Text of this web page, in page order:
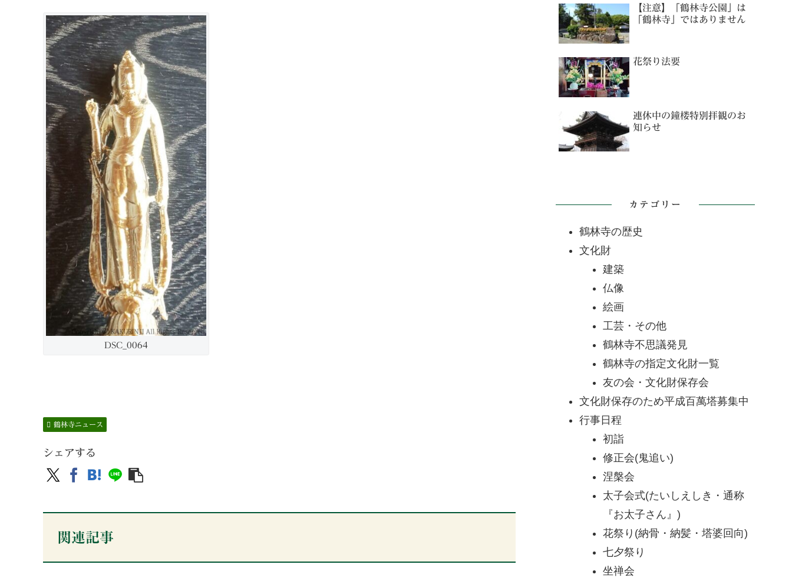
DSC_0064
鶴林寺ニュース
シェアする
関連記事
【注意】「鶴林寺公園」は
「鶴林寺」ではありません
花祭り法要
連休中の鐘楼特別拝観のお
知らせ
カテゴリー
鶴林寺の歴史
文化財
建築
仏像
絵画
工芸・その他
鶴林寺不思議発見
鶴林寺の指定文化財一覧
友の会・文化財保存会
文化財保存のため平成百萬塔募集中
行事日程
初詣
修正会(鬼追い)
涅槃会
太子会式(たいしえしき・通称
『お太子さん』)
花祭り(納骨・納髪・塔婆回向)
七夕祭り
坐禅会